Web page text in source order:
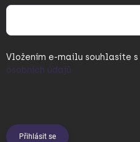
Vložením e-mailu souhlasíte s
osobních údajů
Přihlásit se